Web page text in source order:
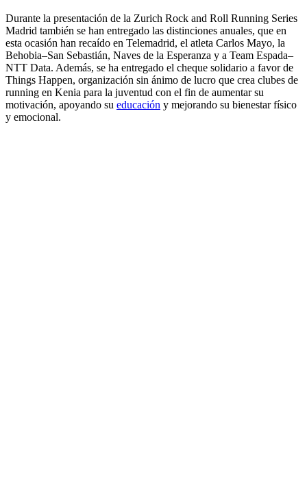
Durante la presentación de la Zurich Rock and Roll Running Series
Madrid también se han entregado las distinciones anuales, que en
esta ocasión han recaído en Telemadrid, el atleta Carlos Mayo, la
Behobia–San Sebastián, Naves de la Esperanza y a Team Espada–
NTT Data. Además, se ha entregado el cheque solidario a favor de
Things Happen, organización sin ánimo de lucro que crea clubes de
running en Kenia para la juventud con el fin de aumentar su
motivación, apoyando su educación y mejorando su bienestar físico
y emocional.